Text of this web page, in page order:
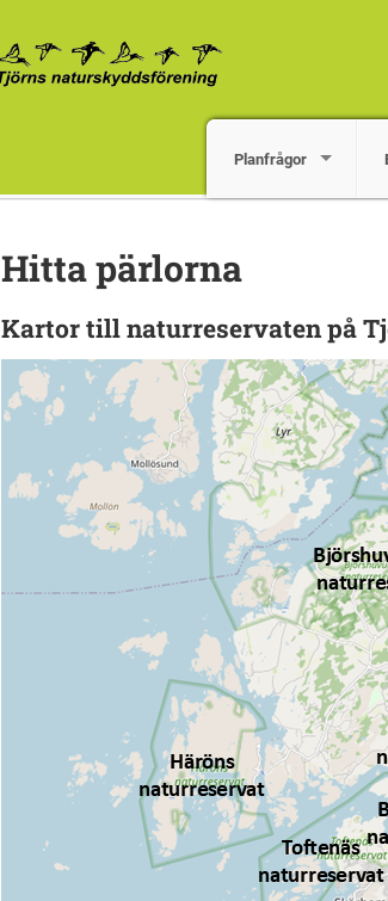
Planfrågor
Hitta pärlorna
Kartor till naturreservaten på